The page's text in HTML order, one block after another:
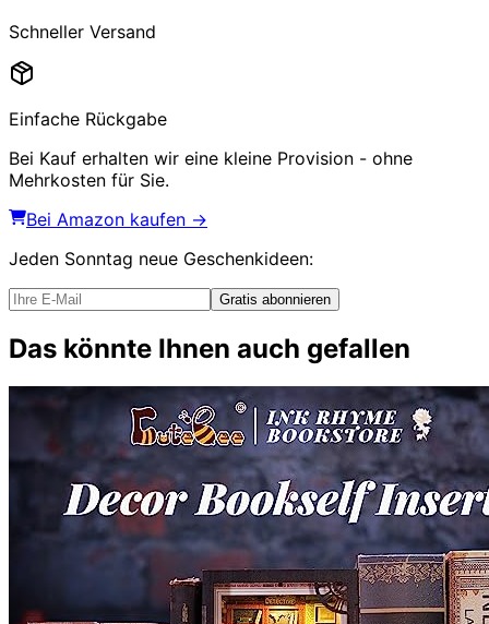
Schneller Versand
Einfache Rückgabe
Bei Kauf erhalten wir eine kleine Provision - ohne
Mehrkosten für Sie.
Bei Amazon kaufen →
Jeden Sonntag neue Geschenkideen:
Gratis abonnieren
Das könnte Ihnen auch gefallen